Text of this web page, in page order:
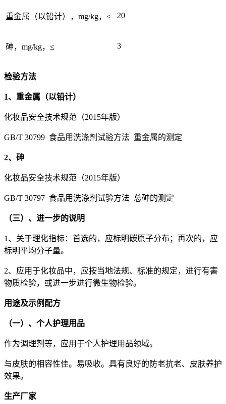
重金属（以铅计），mg/kg，≤ 20
砷，mg/kg，≤ 3
检验方法
1、重金属（以铅计）
化妆品安全技术规范（2015年版）
GB/T 30799 食品用洗涤剂试验方法 重金属的测定
2、砷
化妆品安全技术规范（2015年版）
GB/T 30797 食品用洗涤剂试验方法 总砷的测定
（三）、进一步的说明
1、关于理化指标：首选的，应标明碳原子分布；再次的，应
标明平均分子量。
2、应用于化妆品中，应按当地法规、标准的规定，进行有害
物质检验，或进一步进行微生物检验。
用途及示例配方
（一）、个人护理用品
作为调理剂等，应用于个人护理用品领域。
与皮肤的相容性佳。易吸收。具有良好的防老抗老、皮肤养护
效果。
生产厂家